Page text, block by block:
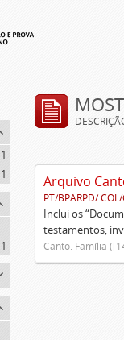
1
1
1
Arquivo
PT/BPARPD/
Inclui os
testamentos,
Canto. Família